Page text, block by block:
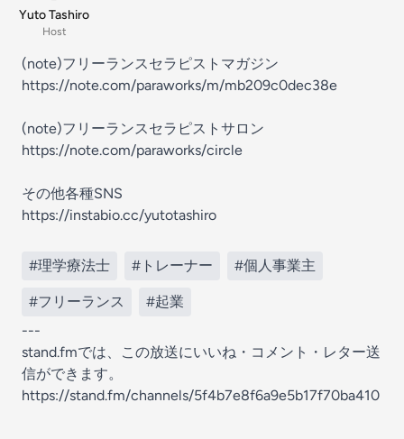
Yuto Tashiro
Host
(note)フリーランスセラピストマガジン
https://note.com/paraworks/m/mb209c0dec38e
(note)フリーランスセラピストサロン
https://note.com/paraworks/circle
その他各種SNS
https://instabio.cc/yutotashiro
#理学療法士 #トレーナー #個人事業主
#フリーランス
#起業
---
stand.fmでは、この放送にいいね・コメント・レター送
信ができます。
https://stand.fm/channels/5f4b7e8f6a9e5b17f70ba410